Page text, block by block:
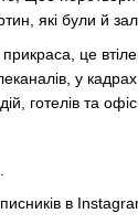
які були й
це
у
готелів та
в